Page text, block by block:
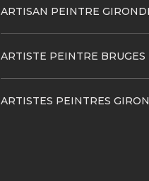
ARTISAN PEINTRE
ARTISTE PEINTRE BRUGES
ARTISTES PEINTRES